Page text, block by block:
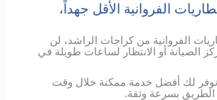
الفروانية الأقل جهداً،
الفروانية من كراجات الراشد، لن
الصيانة أو الانتظار لساعات طويلة في
لك أفضل خدمة ممكنة خلال وقت
الطريق بسرعة وثقة.